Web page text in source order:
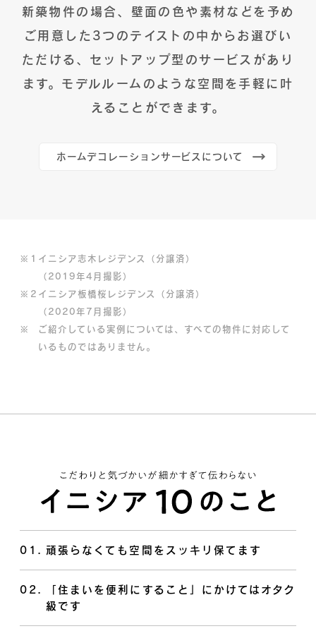
新築物件の場合、壁面の色や素材などを予め
ご用意した3つのテイストの中 からお選びい
ただける、セットアップ型のサービスがあり
ます。モデルルームのような空間を手軽に叶
えることができます。
ホームデコレーションサービスについて
※ 1 イニシア志木レジデンス（分譲済）
（2019年4月撮影）
※ 2 イニシア板橋桜レジデンス（分譲済）
（2020年7月撮影）
※
ご紹介している実例については、すべての物件に対応して
いるものではありません。
01 . 頑張らなくても空間をスッキリ保てます
02 .
「住まいを便利にすること」にかけてはオタク
級です